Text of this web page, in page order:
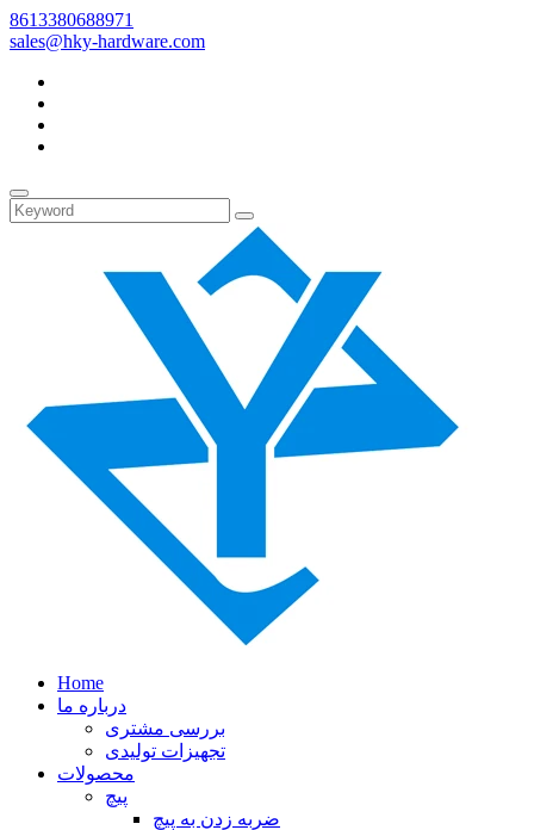
8613380688971
sales@hky-hardware.com
Home
درباره ما
بررسی مشتری
تجهیزات تولیدی
محصولات
پیچ
ضربه زدن به پیچ